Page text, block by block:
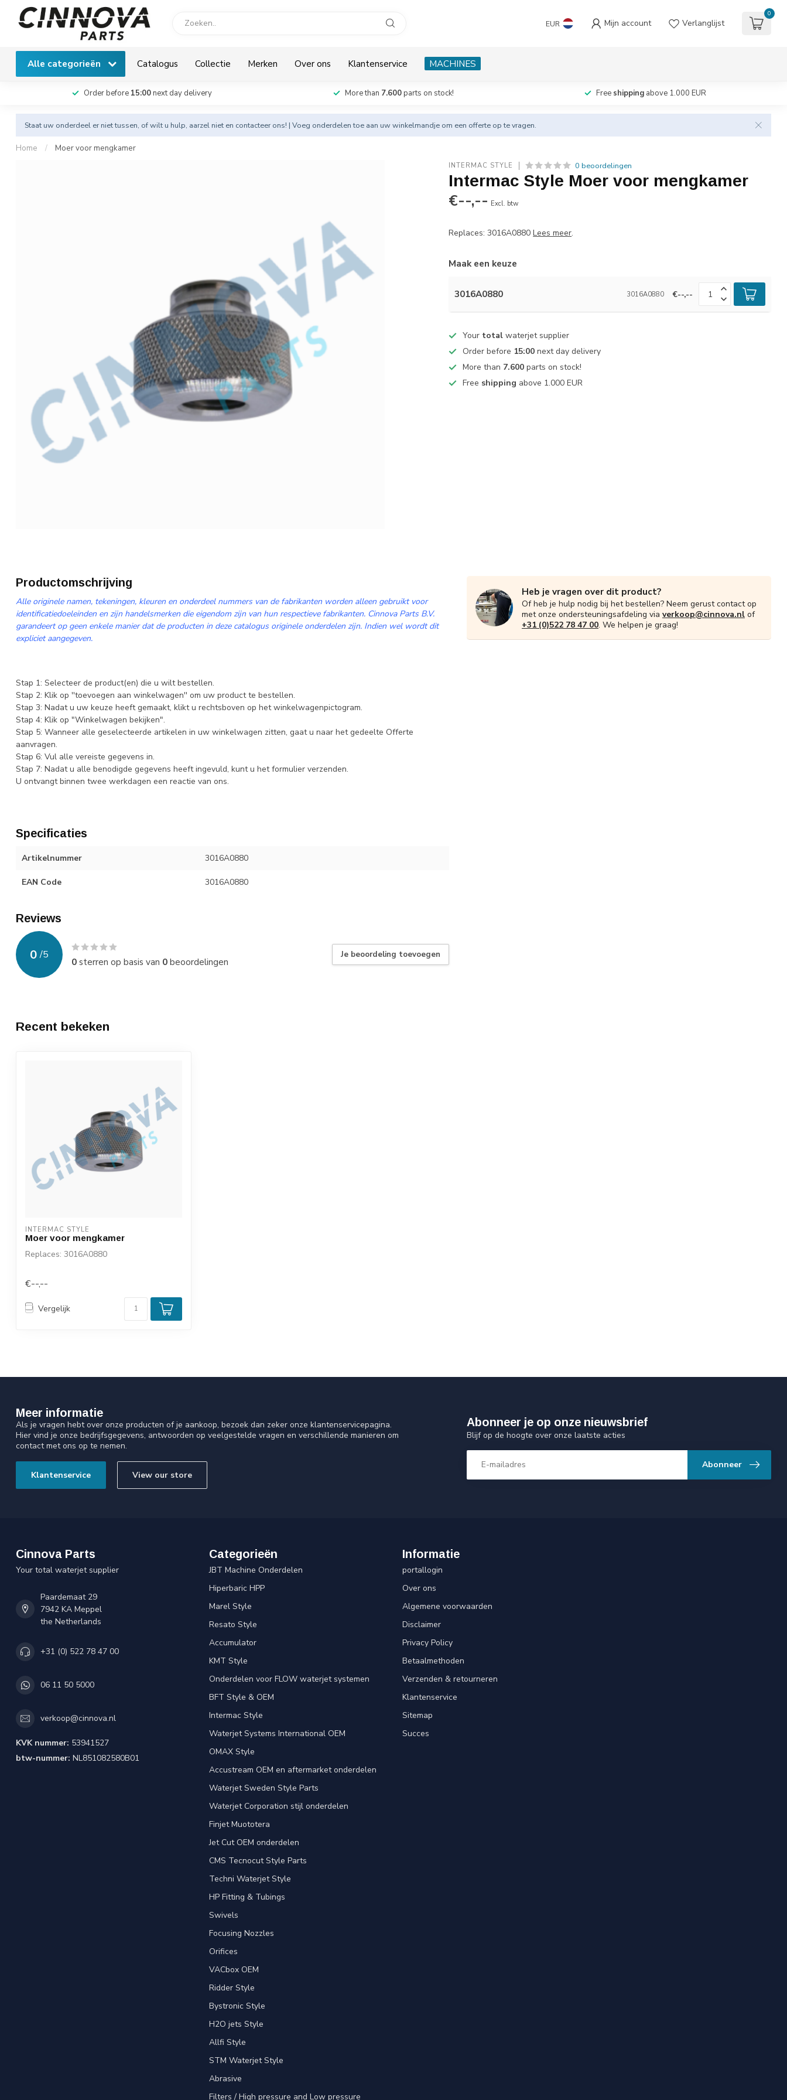
EUR Mijn account Verlanglijst
0
Alle categorieën Catalogus Collectie Merken Over ons Klantenservice MACHINES
Order before 15:00next day delivery More than 7.600parts on stock! Free shipping above 1.000 EUR
Staat uw onderdeel er niet tussen, of wilt u hulp, aarzel niet en contacteer ons! | Voeg onderdelen toe aan uw winkelmandje om een offerte op te vragen.
Home / Moer voor mengkamer
INTERMAC STYLE 0 beoordelingen
Intermac Style Moer voor mengkamer
€--,-- Excl. btw
Replaces: 3016A0880Lees meer.
Maak een keuze
3016A0880 3016A0880 €--,--
Your total waterjet supplier
Order before 15:00 next day delivery
More than 7.600 parts on stock!
Free shipping above 1.000 EUR
Productomschrijving
Alle originele namen, tekeningen, kleuren en onderdeel nummers van de fabrikanten worden alleen gebruikt voor
identificatiedoeleinden en zijn handelsmerken die eigendom zijn van hun respectieve fabrikanten. Cinnova Parts B.V.
garandeert op geen enkele manier dat de producten in deze catalogus originele onderdelen zijn. Indien wel wordt dit
expliciet aangegeven.
Stap 1: Selecteer de product(en) die u wilt bestellen.
Stap 2: Klik op ''toevoegen aan winkelwagen'' om uw product te bestellen.
Stap 3: Nadat u uw keuze heeft gemaakt, klikt u rechtsboven op het winkelwagenpictogram.
Stap 4: Klik op "Winkelwagen bekijken".
Stap 5: Wanneer alle geselecteerde artikelen in uw winkelwagen zitten, gaat u naar het gedeelte Offerte
aanvragen.
Stap 6: Vul alle vereiste gegevens in.
Stap 7: Nadat u alle benodigde gegevens heeft ingevuld, kunt u het formulier verzenden.
U ontvangt binnen twee werkdagen een reactie van ons.
Specificaties
Artikelnummer 3016A0880
EAN Code 3016A0880
Reviews
0 /5
0sterren op basis van 0beoordelingen
Je beoordeling toevoegen
Heb je vragen over dit product?
Of heb je hulp nodig bij het bestellen? Neem gerust contact op
met onze ondersteuningsafdeling via verkoop@cinnova.nl of
+31 (0)522 78 47 00. We helpen je graag!
Recent bekeken
INTERMAC STYLE
Moer voor mengkamer
Replaces: 3016A0880
€--,--
Vergelijk
Meer informatie
Als je vragen hebt over onze producten of je aankoop, bezoek dan zeker onze klantenservicepagina.
Hier vind je onze bedrijfsgegevens, antwoorden op veelgestelde vragen en verschillende manieren om
contact met ons op te nemen.
Klantenservice View our store
Abonneer je op onze nieuwsbrief
Blijf op de hoogte over onze laatste acties
Abonneer
Cinnova Parts
Your total waterjet supplier
Paardemaat 29
7942 KA Meppel
the Netherlands
+31 (0) 522 78 47 00
06 11 50 5000
verkoop@cinnova.nl
KVK nummer: 53941527
btw-nummer: NL851082580B01
Categorieën
JBT Machine Onderdelen
Hiperbaric HPP
Marel Style
Resato Style
Accumulator
KMT Style
Onderdelen voor FLOW waterjet systemen
BFT Style & OEM
Intermac Style
Waterjet Systems International OEM
OMAX Style
Accustream OEM en aftermarket onderdelen
Waterjet Sweden Style Parts
Waterjet Corporation stijl onderdelen
Finjet Muototera
Jet Cut OEM onderdelen
CMS Tecnocut Style Parts
Techni Waterjet Style
HP Fitting & Tubings
Swivels
Focusing Nozzles
Orifices
VACbox OEM
Ridder Style
Bystronic Style
H2O jets Style
Allfi Style
STM Waterjet Style
Abrasive
Filters / High pressure and Low pressure
Informatie
portallogin
Over ons
Algemene voorwaarden
Disclaimer
Privacy Policy
Betaalmethoden
Verzenden & retourneren
Klantenservice
Sitemap
Succes